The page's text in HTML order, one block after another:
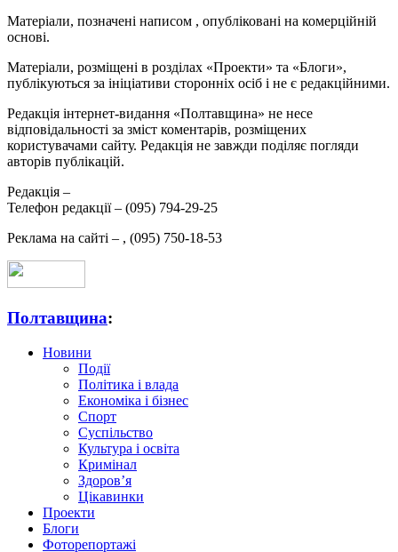
Матеріали, позначені написом , опубліковані на комерційній
основі.
Матеріали, розміщені в розділах «Проекти» та «Блоги»,
публікуються за ініціативи сторонніх осіб і не є редакційними.
Редакція інтернет-видання «Полтавщина» не несе
відповідальності за зміст коментарів, розміщених
користувачами сайту. Редакція не завжди поділяє погляди
авторів публікацій.
Редакція –
Телефон редакції – (095) 794-29-25
Реклама на сайті – , (095) 750-18-53
Полтавщина:
Новини
Події
Політика і влада
Економіка і бізнес
Спорт
Суспільство
Культура і освіта
Кримінал
Здоров’я
Цікавинки
Проекти
Блоги
Фоторепортажі